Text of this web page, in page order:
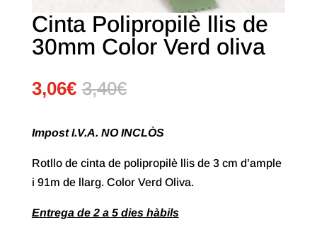
Cinta Polipropilè llis de
30mm Color Verd oliva
3,06€ 3,40€
Impost I.V.A. NO INCLÒS
Rotllo de cinta de polipropilè llis de 3 cm d’ample
i 91m de llarg. Color Verd Oliva.
Entrega de 2 a 5 dies hàbils